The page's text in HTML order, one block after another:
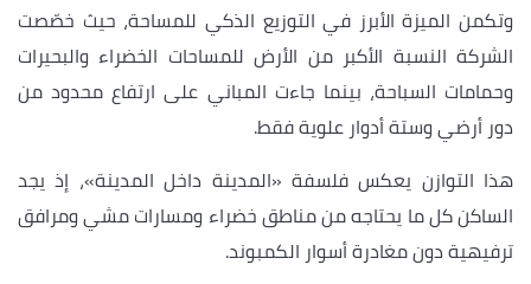
وتكمن الميزة الأبرز في التوزيع الذكي للمساحة، حيث خصّصت
الشركة النسبة الأكبر من الأرض للمساحات الخضراء والبحيرات
وحمامات السباحة، بينما جاءت المباني على ارتفاع محدود من
دور أرضي وستة أدوار علوية فقط.
هذا التوازن يعكس فلسفة «المدينة داخل المدينة»، إذ يجد
الساكن كل ما يحتاجه من مناطق خضراء ومسارات مشي ومرافق
ترفيهية دون مغادرة أسوار الكمبوند.